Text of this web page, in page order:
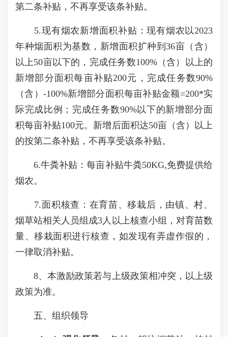
第二条补贴，不再享受该条补贴。
5.现有烟农新增面积补贴：现有烟农以2023
年种烟面积为基数，新增面积扩种到36亩（含）
以上50亩以下的，完成任务数100%（含）以上的
新增部分面积每亩补贴200元，完成任务数90%
（含）-100%新增部分面积每亩补贴金额=200*实
际完成比例；完成任务数90%以下的新增部分面
积每亩补贴100元。新增后面积达50亩（含）以上
的按第二条补贴，不再享受该条补贴。
6.牛粪补贴：每亩补贴牛粪50KG,免费提供给
烟农。
7.面积核查：在育苗、移栽后，由镇、村、
烟草站相关人员组成3人以上核查小组，对育苗数
量、移栽面积进行核查，如发现有弄虚作假的，
一律取消补贴。
8、本激励政策若与上级政策相冲突，以上级
政策为准。
五、组织领导